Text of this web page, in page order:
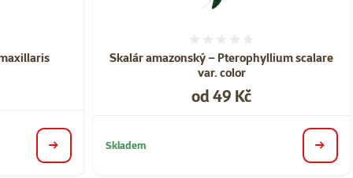
detail
Skalár amazonský – Pterophyllium scalare
var. color
Cena
od 49 Kč
Skladem detail